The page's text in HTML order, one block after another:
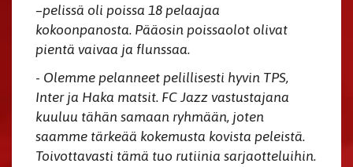
–pelissä oli poissa 18 pelaajaa
kokoonpanosta. Pääosin poissaolot olivat
pientä vaivaa ja flunssaa.
- Olemme pelanneet pelillisesti hyvin TPS,
Inter ja Haka matsit. FC Jazz vastustajana
kuuluu tähän samaan ryhmään, joten
saamme tärkeää kokemusta kovista peleistä.
Toivottavasti tämä tuo rutiinia sarjaotteluihin.